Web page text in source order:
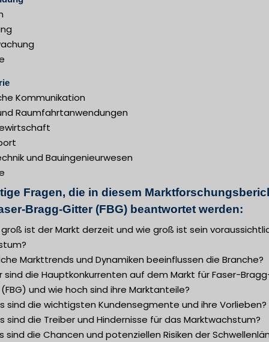
Kommunikation
Raumfahrtanwendungen
und Bauingenieurwesen
Fragen, die in diesem
Bragg-Gitter (FBG) beantwortet werden:
groß ist der Markt derzeit und wie groß ist sein
Markttrends und Dynamiken beeinflussen die Branche?
sind die Hauptkonkurrenten auf dem Markt für Faser-
und wie hoch sind ihre Marktanteile?
sind die wichtigsten Kundensegmente und ihre Vorlieben?
sind die Treiber und Hindernisse für das Marktwachstum?
sind die Chancen und potenziellen Risiken der